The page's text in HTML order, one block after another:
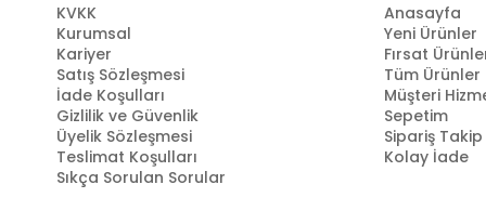
KVKK
Kurumsal
Kariyer
Satış Sözleşmesi
İade Koşulları
Gizlilik ve Güvenlik
Üyelik Sözleşmesi
Teslimat Koşulları
Sıkça Sorulan Sorular
Anasayfa
Yeni Ürünler
Fırsat
Tüm Ürünler
Müşteri
Sepetim
Sipariş Takip
Kolay İade